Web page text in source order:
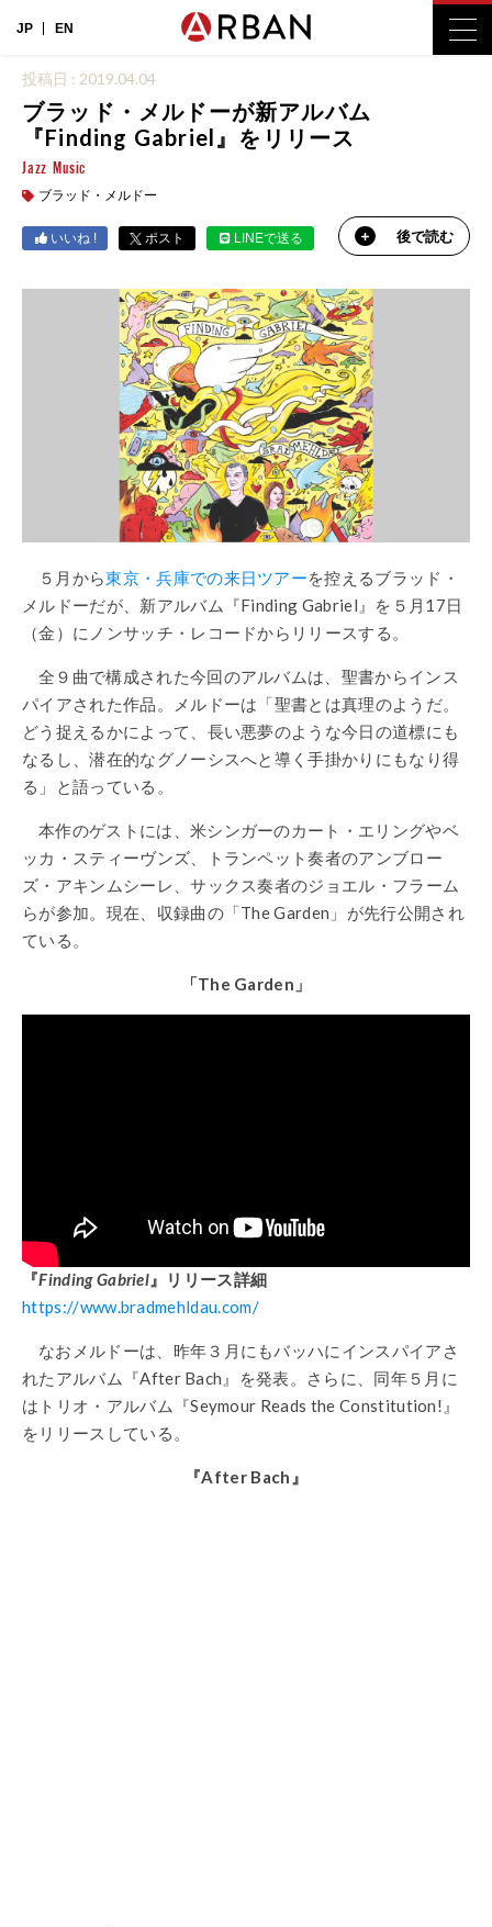
JP EN
投稿日 : 2019.04.04
ブラッド・メルドーが新アルバム
『Finding Gabriel』をリリース
Jazz Music
ブラッド・メルドー
いいね ! ポスト LINEで送る 後で読む
５月から東京・兵庫での来日ツアーを控えるブラッド・
メルドーだが、新アルバム『Finding Gabriel』を５月17日
（金）にノンサッチ・レコードからリリースする。
全９曲で構成された今回のアルバムは、聖書からインス
パイアされた作品。メルドーは「聖書とは真理のようだ。
どう捉えるかによって、長い悪夢のような今日の道標にも
なるし、潜在的なグノーシスへと導く手掛かりにもなり得
る」と語っている。
本作のゲストには、米シンガーのカート・エリングやベ
ッカ・スティーヴンズ、トランペット奏者のアンブロー
ズ・アキンムシーレ、サックス奏者のジョエル・フラーム
らが参加。現在、収録曲の「The Garden」が先行公開され
ている。
「The Garden 」
『Finding Gabriel 』リリース詳細
https://www.bradmehldau.com/
なおメルドーは、昨年３月にもバッハにインスパイアさ
れたアルバム『After Bach』を発表。さらに、同年５月に
はトリオ・アルバム『Seymour Reads the Constitution!』
をリリースしている。
『After Bach』